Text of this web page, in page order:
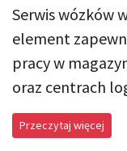
Serwis wózków
element
pracy w
oraz centrach
Przeczytaj więcej